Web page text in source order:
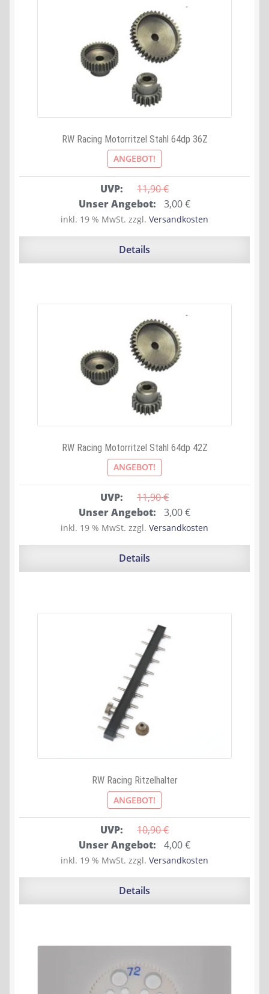
RW Racing Motorritzel Stahl 64dp 36Z
ANGEBOT!
UVP: 11,90 €
Ursprünglicher
Preis
war:
Unser Angebot: 3,00€Aktueller
Preis
ist:
inkl. 19 % MwSt. zzgl. Versandkosten
Details
RW Racing Motorritzel Stahl 64dp 42Z
ANGEBOT!
UVP: 11,90 €
Ursprünglicher
Preis
war:
Unser Angebot: 3,00€Aktueller
Preis
ist:
inkl. 19 % MwSt. zzgl. Versandkosten
Details
RW Racing Ritzelhalter
ANGEBOT!
UVP: 10,90 €
Ursprünglicher
Preis
war:
Unser Angebot: 4,00€Aktueller
Preis
ist:
inkl. 19 % MwSt. zzgl. Versandkosten
Details